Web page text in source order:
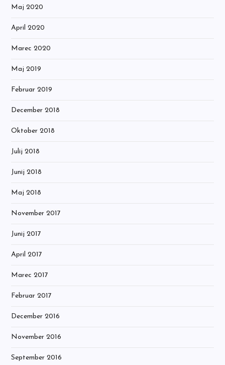
Maj 2020
April 2020
Marec 2020
Maj 2019
Februar 2019
December 2018
Oktober 2018
Julij 2018
Junij 2018
Maj 2018
November 2017
Junij 2017
April 2017
Marec 2017
Februar 2017
December 2016
November 2016
September 2016